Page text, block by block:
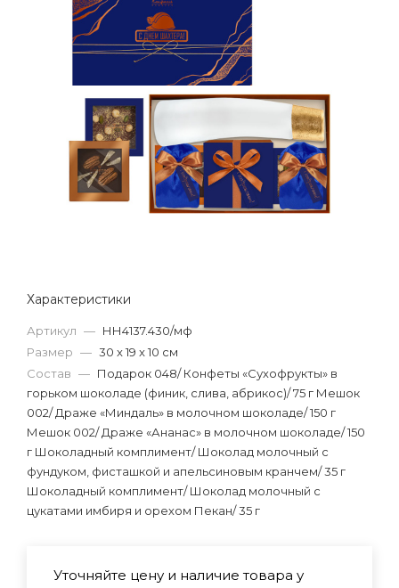
Характеристики
Артикул — НН4137.430/мф
Размер — 30 x 19 x 10 см
Состав — Подарок 048/ Конфеты «Сухофрукты» в
горьком шоколаде (финик, слива, абрикос)/ 75 г Мешок
002/ Драже «Миндаль» в молочном шоколаде/ 150 г
Мешок 002/ Драже «Ананас» в молочном шоколаде/ 150
г Шоколадный комплимент/ Шоколад молочный с
фундуком, фисташкой и апельсиновым кранчем/ 35 г
Шоколадный комплимент/ Шоколад молочный с
цукатами имбиря и орехом Пекан/ 35 г
Уточняйте цену и наличие товара у